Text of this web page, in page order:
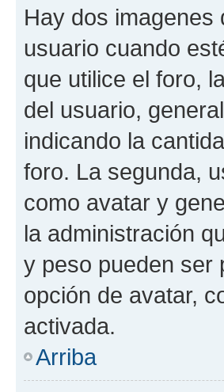
Hay dos imagenes
usuario cuando
que utilice el foro,
del usuario,
indicando la
foro. La segunda,
como avatar y
la administración
y peso pueden ser
opción de avatar,
activada.
Arriba